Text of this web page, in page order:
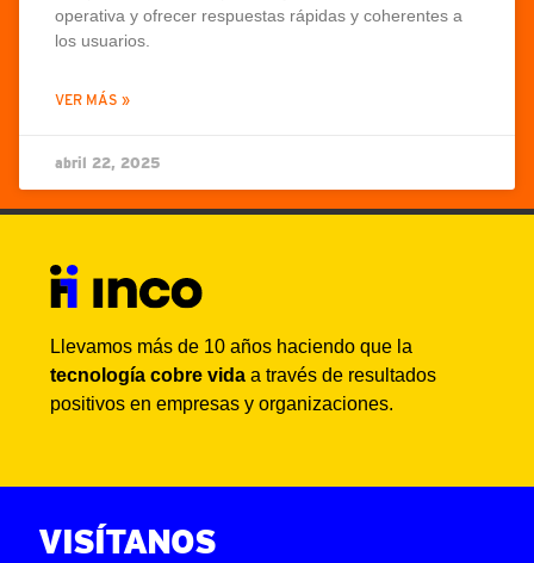
operativa y ofrecer respuestas rápidas y coherentes a
los usuarios.
VER MÁS »
abril 22, 2025
Llevamos más de 10 años haciendo que la
tecnología cobre vida a través de resultados
positivos en empresas y organizaciones.
VISÍTANOS